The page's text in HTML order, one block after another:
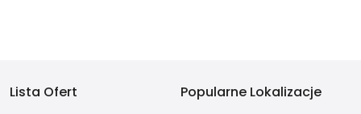
Lista Ofert
Popularne Lokalizacje